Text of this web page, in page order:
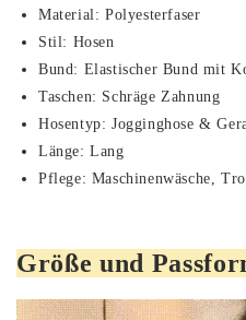
Material: Polyesterfaser
Stil: Hosen
Bund: Elastischer Bund mit
Taschen: Schräge Zahnung
Hosentyp: Jogginghose &
Länge:Lang
Pflege: Maschinenwäsche,
Größe und